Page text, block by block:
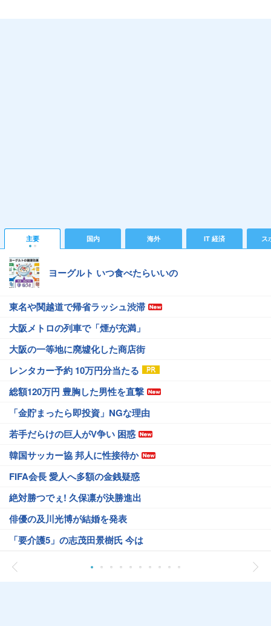
主要 国内 海外 IT 経済 ス
ヨーグルト いつ食べたらいいの
東名や関越道で帰省ラッシュ渋滞
大阪メトロの列車で「煙が充満」
大阪の一等地に廃墟化した商店街
レンタカー予約 10万円分当たる
総額120万円 豊胸した男性を直撃
「金貯まったら即投資」NGな理由
若手だらけの巨人がV争い 困惑
韓国サッカー協 邦人に性接待か
FIFA会長 愛人へ多額の金銭疑惑
絶対勝つでぇ! 久保凛が決勝進出
俳優の及川光博が結婚を発表
「要介護5」の志茂田景樹氏 今は